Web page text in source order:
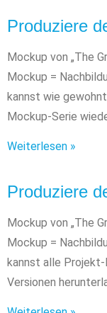
Produziere
Mockup von „The
Mockup =
kannst wie
Mockup-Serie
Weiterlesen »
Produziere
Mockup von „The
Mockup =
kannst alle Projekt-
Versionen